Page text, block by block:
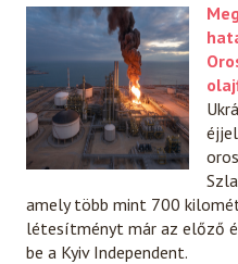
amely több mint 700
létesítményt már az előző
be a Kyiv Independent.